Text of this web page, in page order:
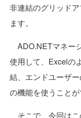
非連結のグリッド
ます。
ADO.NETマネー
使用して、Excelの
結、エンドユーザ
の機能を使うことが
そこで、今回は